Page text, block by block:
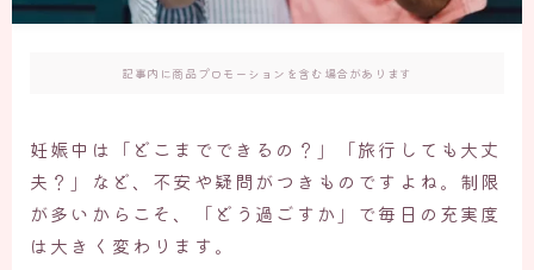
記事内に商品プロモーションを含む場合があります
妊娠中は「どこまでできるの？」「旅行しても大丈
夫？」など、不安や疑問がつきものですよね。制限
が多いからこそ、「どう過ごすか」で毎日の充実度
は大きく変わります。